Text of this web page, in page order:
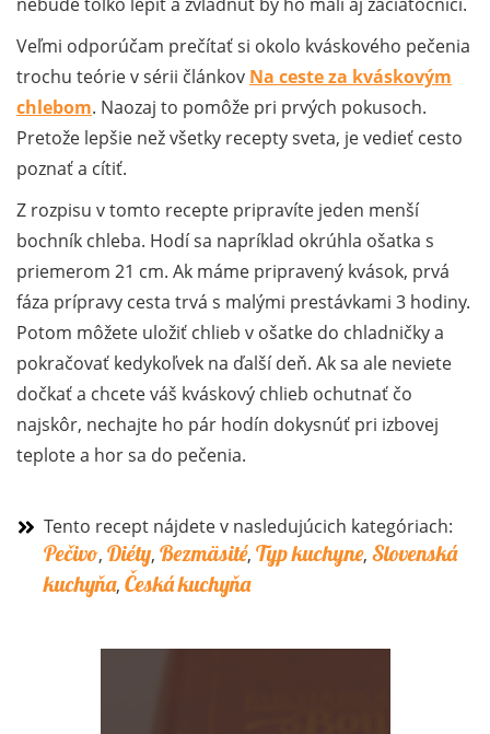
Veľmi odporúčam prečítať si okolo kváskového pečenia
trochu teórie v sérii článkov Na ceste za kváskovým
chlebom. Naozaj to pomôže pri prvých pokusoch.
Pretože lepšie než všetky recepty sveta, je vedieť cesto
poznať a cítiť.
Z rozpisu v tomto recepte pripravíte jeden menší
bochník chleba. Hodí sa napríklad okrúhla ošatka s
priemerom 21 cm. Ak máme pripravený kvások, prvá
fáza prípravy cesta trvá s malými prestávkami 3 hodiny.
Potom môžete uložiť chlieb v ošatke do chladničky a
pokračovať kedykoľvek na ďalší deň. Ak sa ale neviete
dočkať a chcete váš kváskový chlieb ochutnať čo
najskôr, nechajte ho pár hodín dokysnúť pri izbovej
teplote a hor sa do pečenia.
Tento recept nájdete v nasledujúcich kategóriach:
Pečivo, Diéty, Bezmäsité, Typ kuchyne, Slovenská
kuchyňa, Česká kuchyňa